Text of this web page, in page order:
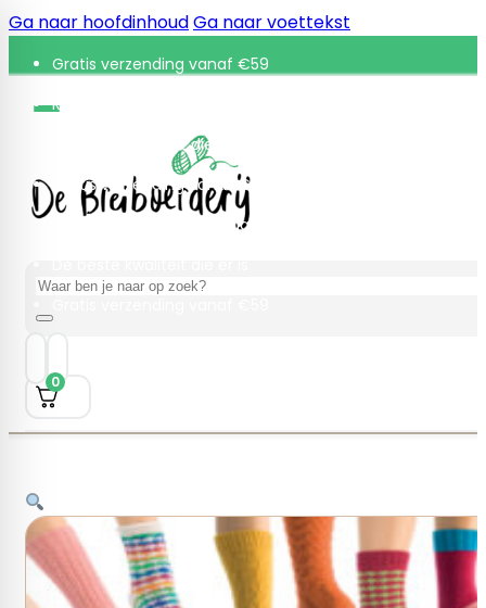
Ga naar hoofdinhoudGa naar voettekst
Gratis verzending vanaf €59
Retourneren binnen 30 dagen
De beste kwaliteit die er is
Gratis verzending vanaf €59
Retourneren binnen 30 dagen
Zoeken
0